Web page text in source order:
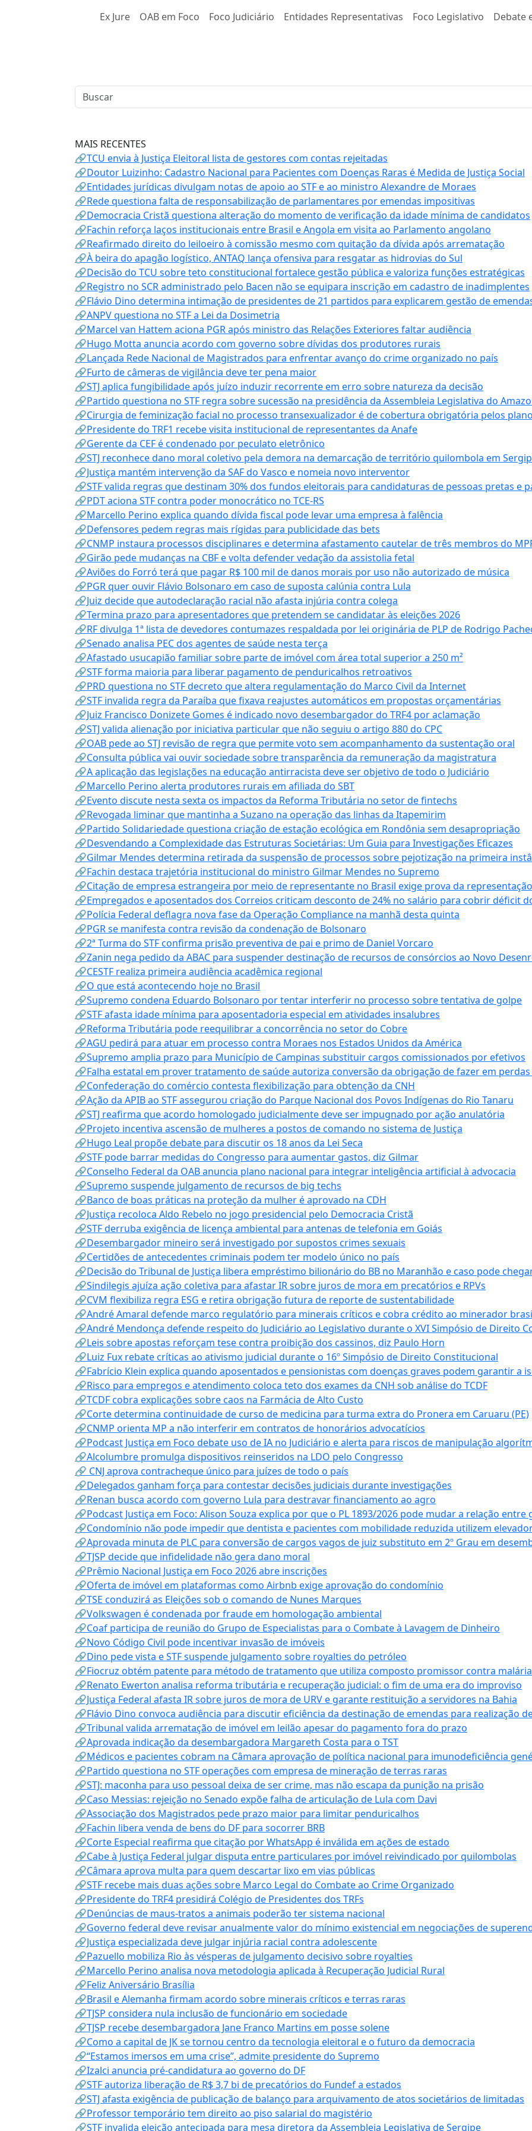
Ex Jure OAB em Foco Foco Judiciário Entidades Representativas Foco Legislativo Debate
MAIS RECENTES
🔗TCU envia à Justiça Eleitoral lista de gestores com contas rejeitadas
🔗Doutor Luizinho: Cadastro Nacional para Pacientes com Doenças Raras é Medida de Justiça Social
🔗Entidades jurídicas divulgam notas de apoio ao STF e ao ministro Alexandre de Moraes
🔗Rede questiona falta de responsabilização de parlamentares por emendas impositivas
🔗Democracia Cristã questiona alteração do momento de verificação da idade mínima de candidatos
🔗Fachin reforça laços institucionais entre Brasil e Angola em visita ao Parlamento angolano
🔗Reafirmado direito do leiloeiro à comissão mesmo com quitação da dívida após arrematação
🔗À beira do apagão logístico, ANTAQ lança ofensiva para resgatar as hidrovias do Sul
🔗Decisão do TCU sobre teto constitucional fortalece gestão pública e valoriza funções estratégicas
🔗Registro no SCR administrado pelo Bacen não se equipara inscrição em cadastro de inadimplentes
🔗Flávio Dino determina intimação de presidentes de 21 partidos para explicarem gestão de
🔗ANPV questiona no STF a Lei da Dosimetria
🔗Marcel van Hattem aciona PGR após ministro das Relações Exteriores faltar audiência
🔗Hugo Motta anuncia acordo com governo sobre dívidas dos produtores rurais
🔗Lançada Rede Nacional de Magistrados para enfrentar avanço do crime organizado no país
🔗Furto de câmeras de vigilância deve ter pena maior
🔗STJ aplica fungibilidade após juízo induzir recorrente em erro sobre natureza da decisão
🔗Partido questiona no STF regra sobre sucessão na presidência da Assembleia Legislativa do
🔗Cirurgia de feminização facial no processo transexualizador é de cobertura obrigatória pelos
🔗Presidente do TRF1 recebe visita institucional de representantes da Anafe
🔗Gerente da CEF é condenado por peculato eletrônico
🔗STJ reconhece dano moral coletivo pela demora na demarcação de território quilombola em
🔗Justiça mantém intervenção da SAF do Vasco e nomeia novo interventor
🔗STF valida regras que destinam 30% dos fundos eleitorais para candidaturas de pessoas pretas e
🔗PDT aciona STF contra poder monocrático no TCE-RS
🔗Marcello Perino explica quando dívida fiscal pode levar uma empresa à falência
🔗Defensores pedem regras mais rígidas para publicidade das bets
🔗CNMP instaura processos disciplinares e determina afastamento cautelar de três membros do
🔗Girão pede mudanças na CBF e volta defender vedação da assistolia fetal
🔗Aviões do Forró terá que pagar R$ 100 mil de danos morais por uso não autorizado de música
🔗PGR quer ouvir Flávio Bolsonaro em caso de suposta calúnia contra Lula
🔗Juiz decide que autodeclaração racial não afasta injúria contra colega
🔗Termina prazo para apresentadores que pretendem se candidatar às eleições 2026
🔗RF divulga 1ª lista de devedores contumazes respaldada por lei originária de PLP de Rodrigo
🔗Senado analisa PEC dos agentes de saúde nesta terça
🔗Afastado usucapião familiar sobre parte de imóvel com área total superior a 250 m²
🔗STF forma maioria para liberar pagamento de penduricalhos retroativos
🔗PRD questiona no STF decreto que altera regulamentação do Marco Civil da Internet
🔗STF invalida regra da Paraíba que fixava reajustes automáticos em propostas orçamentárias
🔗Juiz Francisco Donizete Gomes é indicado novo desembargador do TRF4 por aclamação
🔗STJ valida alienação por iniciativa particular que não seguiu o artigo 880 do CPC
🔗OAB pede ao STJ revisão de regra que permite voto sem acompanhamento da sustentação oral
🔗Consulta pública vai ouvir sociedade sobre transparência da remuneração da magistratura
🔗A aplicação das legislações na educação antirracista deve ser objetivo de todo o Judiciário
🔗Marcello Perino alerta produtores rurais em afiliada do SBT
🔗Evento discute nesta sexta os impactos da Reforma Tributária no setor de fintechs
🔗Revogada liminar que mantinha a Suzano na operação das linhas da Itapemirim
🔗Partido Solidariedade questiona criação de estação ecológica em Rondônia sem desapropriação
🔗Desvendando a Complexidade das Estruturas Societárias: Um Guia para Investigações Eficazes
🔗Gilmar Mendes determina retirada da suspensão de processos sobre pejotização na primeira
🔗Fachin destaca trajetória institucional do ministro Gilmar Mendes no Supremo
🔗Citação de empresa estrangeira por meio de representante no Brasil exige prova da representação
🔗Empregados e aposentados dos Correios criticam desconto de 24% no salário para cobrir déficit
🔗Polícia Federal deflagra nova fase da Operação Compliance na manhã desta quinta
🔗PGR se manifesta contra revisão da condenação de Bolsonaro
🔗2ª Turma do STF confirma prisão preventiva de pai e primo de Daniel Vorcaro
🔗Zanin nega pedido da ABAC para suspender destinação de recursos de consórcios ao Novo
🔗CESTF realiza primeira audiência acadêmica regional
🔗O que está acontecendo hoje no Brasil
🔗Supremo condena Eduardo Bolsonaro por tentar interferir no processo sobre tentativa de golpe
🔗STF afasta idade mínima para aposentadoria especial em atividades insalubres
🔗Reforma Tributária pode reequilibrar a concorrência no setor do Cobre
🔗AGU pedirá para atuar em processo contra Moraes nos Estados Unidos da América
🔗Supremo amplia prazo para Município de Campinas substituir cargos comissionados por efetivos
🔗Falha estatal em prover tratamento de saúde autoriza conversão da obrigação de fazer em perdas
🔗Confederação do comércio contesta flexibilização para obtenção da CNH
🔗Ação da APIB ao STF assegurou criação do Parque Nacional dos Povos Indígenas do Rio Tanaru
🔗STJ reafirma que acordo homologado judicialmente deve ser impugnado por ação anulatória
🔗Projeto incentiva ascensão de mulheres a postos de comando no sistema de Justiça
🔗Hugo Leal propõe debate para discutir os 18 anos da Lei Seca
🔗STF pode barrar medidas do Congresso para aumentar gastos, diz Gilmar
🔗Conselho Federal da OAB anuncia plano nacional para integrar inteligência artificial à advocacia
🔗Supremo suspende julgamento de recursos de big techs
🔗Banco de boas práticas na proteção da mulher é aprovado na CDH
🔗Justiça recoloca Aldo Rebelo no jogo presidencial pelo Democracia Cristã
🔗STF derruba exigência de licença ambiental para antenas de telefonia em Goiás
🔗Desembargador mineiro será investigado por supostos crimes sexuais
🔗Certidões de antecedentes criminais podem ter modelo único no país
🔗Decisão do Tribunal de Justiça libera empréstimo bilionário do BB no Maranhão e caso pode chegar
🔗Sindilegis ajuíza ação coletiva para afastar IR sobre juros de mora em precatórios e RPVs
🔗CVM flexibiliza regra ESG e retira obrigação futura de reporte de sustentabilidade
🔗André Amaral defende marco regulatório para minerais críticos e cobra crédito ao minerador
🔗André Mendonça defende respeito do Judiciário ao Legislativo durante o XVI Simpósio de Direito
🔗Leis sobre apostas reforçam tese contra proibição dos cassinos, diz Paulo Horn
🔗Luiz Fux rebate críticas ao ativismo judicial durante o 16º Simpósio de Direito Constitucional
🔗Fabrício Klein explica quando aposentados e pensionistas com doenças graves podem garantir a
🔗Risco para empregos e atendimento coloca teto dos exames da CNH sob análise do TCDF
🔗TCDF cobra explicações sobre caos na Farmácia de Alto Custo
🔗Corte determina continuidade de curso de medicina para turma extra do Pronera em Caruaru (PE)
🔗CNMP orienta MP a não interferir em contratos de honorários advocatícios
🔗Podcast Justiça em Foco debate uso de IA no Judiciário e alerta para riscos de manipulação
🔗Alcolumbre promulga dispositivos reinseridos na LDO pelo Congresso
🔗 CNJ aprova contracheque único para juízes de todo o país
🔗Delegados ganham força para contestar decisões judiciais durante investigações
🔗Renan busca acordo com governo Lula para destravar financiamento ao agro
🔗Podcast Justiça em Foco: Alison Souza explica por que o PL 1893/2026 pode mudar a relação
🔗Condomínio não pode impedir que dentista e pacientes com mobilidade reduzida utilizem
🔗Aprovada minuta de PLC para conversão de cargos vagos de juiz substituto em 2º Grau em
🔗TJSP decide que infidelidade não gera dano moral
🔗Prêmio Nacional Justiça em Foco 2026 abre inscrições
🔗Oferta de imóvel em plataformas como Airbnb exige aprovação do condomínio
🔗TSE conduzirá as Eleições sob o comando de Nunes Marques
🔗Volkswagen é condenada por fraude em homologação ambiental
🔗Coaf participa de reunião do Grupo de Especialistas para o Combate à Lavagem de Dinheiro
🔗Novo Código Civil pode incentivar invasão de imóveis
🔗Dino pede vista e STF suspende julgamento sobre royalties do petróleo
🔗Fiocruz obtém patente para método de tratamento que utiliza composto promissor contra
🔗Renato Ewerton analisa reforma tributária e recuperação judicial: o fim de uma era do improviso
🔗Justiça Federal afasta IR sobre juros de mora de URV e garante restituição a servidores na Bahia
🔗Flávio Dino convoca audiência para discutir eficiência da destinação de emendas para realização
🔗Tribunal valida arrematação de imóvel em leilão apesar do pagamento fora do prazo
🔗Aprovada indicação da desembargadora Margareth Costa para o TST
🔗Médicos e pacientes cobram na Câmara aprovação de política nacional para imunodeficiência
🔗Partido questiona no STF operações com empresa de mineração de terras raras
🔗STJ: maconha para uso pessoal deixa de ser crime, mas não escapa da punição na prisão
🔗Caso Messias: rejeição no Senado expõe falha de articulação de Lula com Davi
🔗Associação dos Magistrados pede prazo maior para limitar penduricalhos
🔗Fachin libera venda de bens do DF para socorrer BRB
🔗Corte Especial reafirma que citação por WhatsApp é inválida em ações de estado
🔗Cabe à Justiça Federal julgar disputa entre particulares por imóvel reivindicado por quilombolas
🔗Câmara aprova multa para quem descartar lixo em vias públicas
🔗STF recebe mais duas ações sobre Marco Legal do Combate ao Crime Organizado
🔗Presidente do TRF4 presidirá Colégio de Presidentes dos TRFs
🔗Denúncias de maus-tratos a animais poderão ter sistema nacional
🔗Governo federal deve revisar anualmente valor do mínimo existencial em negociações de
🔗Justiça especializada deve julgar injúria racial contra adolescente
🔗Pazuello mobiliza Rio às vésperas de julgamento decisivo sobre royalties
🔗Marcello Perino analisa nova metodologia aplicada à Recuperação Judicial Rural
🔗Feliz Aniversário Brasília
🔗Brasil e Alemanha firmam acordo sobre minerais críticos e terras raras
🔗TJSP considera nula inclusão de funcionário em sociedade
🔗TJSP recebe desembargadora Jane Franco Martins em posse solene
🔗Como a capital de JK se tornou centro da tecnologia eleitoral e o futuro da democracia
🔗“Estamos imersos em uma crise”, admite presidente do Supremo
🔗Izalci anuncia pré-candidatura ao governo do DF
🔗STF autoriza liberação de R$ 3,7 bi de precatórios do Fundef a estados
🔗STJ afasta exigência de publicação de balanço para arquivamento de atos societários de limitadas
🔗Professor temporário tem direito ao piso salarial do magistério
🔗STF invalida eleição antecipada para mesa diretora da Assembleia Legislativa de Sergipe